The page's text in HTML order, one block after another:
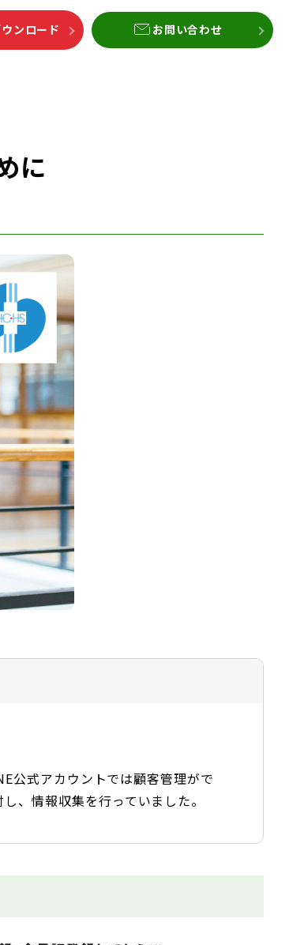
ンロード お問い合わせ
に
公式アカウントでは顧客管理がで
、情報収集を行っていました。